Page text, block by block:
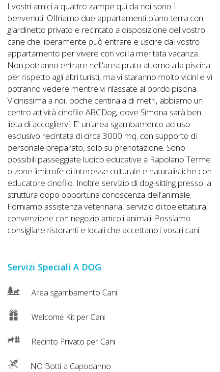
Lavora
con
Noi
Inserisci
Attività
Accedi
Registrati
I vostri amici a quattro zampe qui da noi sono i
benvenuti. Offriamo due appartamenti piano terra con
giardinetto privato e recintato a disposizione del vostro
cane che liberamente può entrare e uscire dal vostro
appartamento per vivere con voi la meritata vacanza.
Non potranno entrare nell'area prato attorno alla piscina
per rispetto agli altri turisti, ma vi staranno molto vicini e vi
potranno vedere mentre vi rilassate al bordo piscina.
Vicinissima a noi, poche centinaia di metri, abbiamo un
centro attività cinofile ABCDog, dove Simona sarà ben
lieta di accogliervi. E' un'area sgambamento ad uso
esclusivo recintata di circa 3000 mq. con supporto di
personale preparato, solo su prenotazione. Sono
possibili passeggiate ludico educative a Rapolano Terme
o zone limitrofe di interesse culturale e naturalistiche con
educatore cinofilo. Inoltre servizio di dog-sitting presso la
struttura dopo opportuna conoscenza dell'animale.
Forniamo assistenza veterinaria, servizio di toelettatura,
convenzione con negozio articoli animali. Possiamo
consigliare ristoranti e locali che accettano i vostri cani.
Servizi Speciali A DOG
Area sgambamento Cani
Welcome Kit per Cani
Recinto Privato per Cani
NO Botti a Capodanno